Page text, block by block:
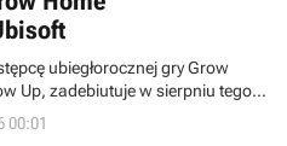
ubiegłorocznej gry Grow
Up, zadebiutuje w sierpniu tego
Xbox One i PlayStation 4.
00:01